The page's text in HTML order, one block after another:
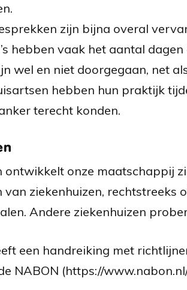
zijn bijna overal
hebben vaak het aantal
wel en niet doorgegaan, net
hebben hun praktijk
terecht konden.
ontwikkelt onze maatschappij
van ziekenhuizen, rechtstreeks
Andere ziekenhuizen
een handreiking met
NABON (https://